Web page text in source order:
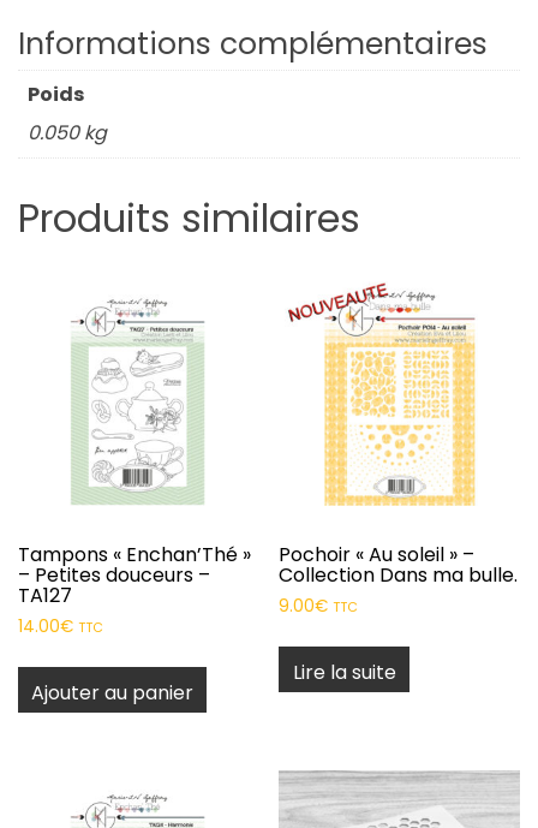
Enchan'Thé.
Informations complémentaires
Poids
0.050 kg
Produits similaires
Tampons « Enchan’Thé »
– Petites douceurs –
TA127
14.00€ TTC
Ajouter au panier
Pochoir « Au soleil » –
Collection Dans ma bulle.
9.00€ TTC
Lire la suite